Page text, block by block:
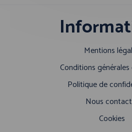
Mentions
Conditions
Politique de
Nous
Cookies